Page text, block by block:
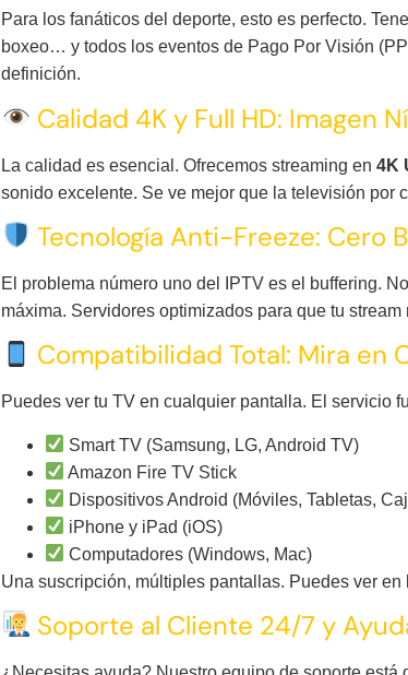
Para los fanáticos del deporte, esto es perfecto.
boxeo… y todos los eventos de Pago Por Visión
definición.
Calidad 4K y Full HD: Imagen
La calidad es esencial. Ofrecemos streaming en 4K
sonido excelente. Se ve mejor que la televisión por
Tecnología Anti-Freeze: Cero
El problema número uno del IPTV es el buffering.
máxima. Servidores optimizados para que tu
Compatibilidad Total: Mira en
Puedes ver tu TV en cualquier pantalla. El servicio
Smart TV (Samsung, LG, Android TV)
Amazon Fire TV Stick
Dispositivos Android (Móviles, Tabletas,
iPhone y iPad (iOS)
Computadores (Windows, Mac)
Una suscripción, múltiples pantallas. Puedes ver
Soporte al Cliente 24/7 y